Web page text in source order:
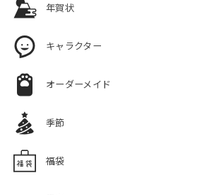
年賀状
キャラクター
オーダーメイド
季節
福袋